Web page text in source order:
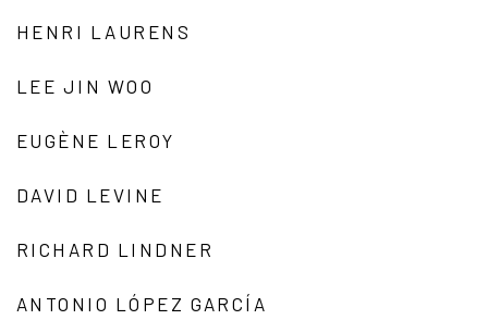
HENRI LAURENS
LEE JIN WOO
EUGÈNE LEROY
DAVID LEVINE
RICHARD LINDNER
ANTONIO LÓPEZ GARCÍA